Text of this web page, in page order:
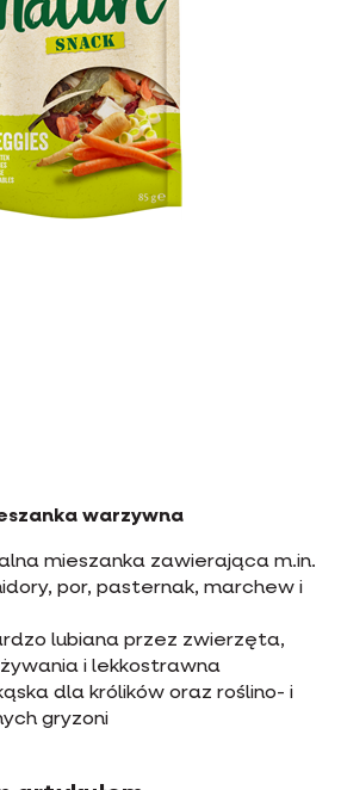
warzywna
mieszanka zawierająca m.in.
por, pasternak, marchew i
lubiana przez zwierzęta,
i lekkostrawna
dla królików oraz roślino- i
gryzoni